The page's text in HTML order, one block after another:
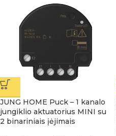
JUNG HOME Puck – 1 kanalo
jungiklio aktuatorius MINI su
2 binariniais įėjimais